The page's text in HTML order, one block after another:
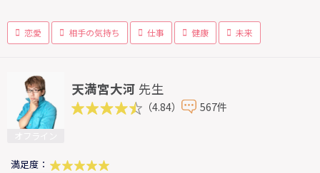
恋愛 相手の気持ち 仕事 健康 未来
天満宮大河 先生
（4.84） 567件
満足度：